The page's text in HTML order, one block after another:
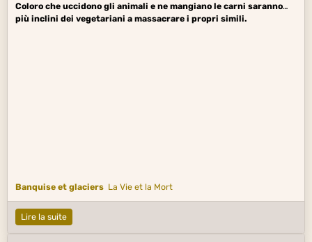
Coloro che uccidono gli animali e ne mangiano le carni saranno
più inclini dei vegetariani a massacrare i propri simili.
Banquise et glaciers La Vie et la Mort
Lire la suite